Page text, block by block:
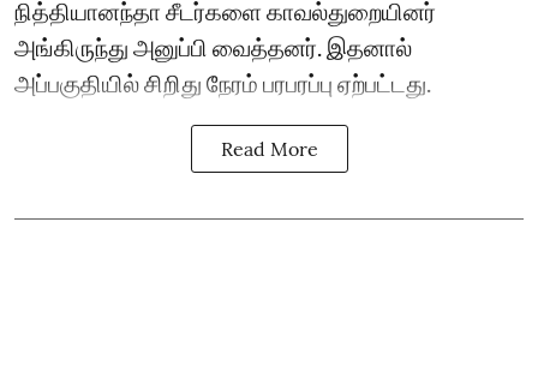
நித்தியானந்தா சீடர்களை காவல்துறையினர்
அங்கிருந்து அனுப்பி வைத்தனர். இதனால்
அப்பகுதியில் சிறிது நேரம் பரபரப்பு ஏற்பட்டது.
Read More